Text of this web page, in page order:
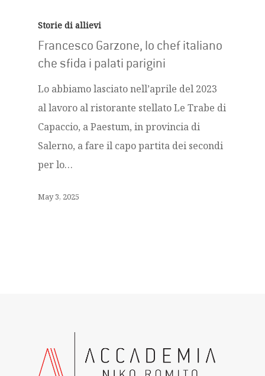
Storie di allievi
Francesco Garzone, lo chef italiano
che sfida i palati parigini
Lo abbiamo lasciato nell’aprile del 2023
al lavoro al ristorante stellato Le Trabe di
Capaccio, a Paestum, in provincia di
Salerno, a fare il capo partita dei secondi
per lo…
May 3, 2025